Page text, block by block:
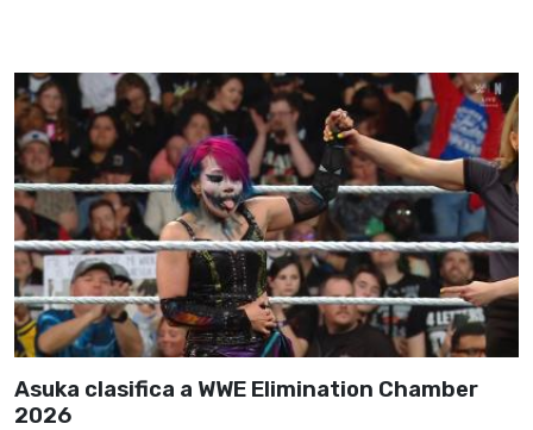
Asuka clasifica a WWE Elimination Chamber
2026